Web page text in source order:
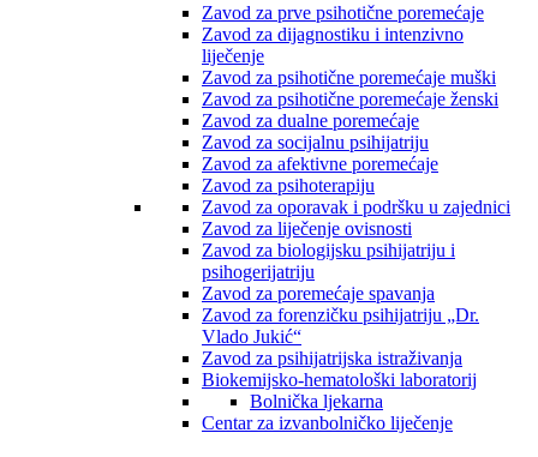
Zavod za prve psihotične poremećaje
Zavod za dijagnostiku i intenzivno
liječenje
Zavod za psihotične poremećaje muški
Zavod za psihotične poremećaje ženski
Zavod za dualne poremećaje
Zavod za socijalnu psihijatriju
Zavod za afektivne poremećaje
Zavod za psihoterapiju
Zavod za oporavak i podršku u zajednici
Zavod za liječenje ovisnosti
Zavod za biologijsku psihijatriju i
psihogerijatriju
Zavod za poremećaje spavanja
Zavod za forenzičku psihijatriju „Dr.
Vlado Jukić“
Zavod za psihijatrijska istraživanja
Biokemijsko-hematološki laboratorij
Bolnička ljekarna
Centar za izvanbolničko liječenje